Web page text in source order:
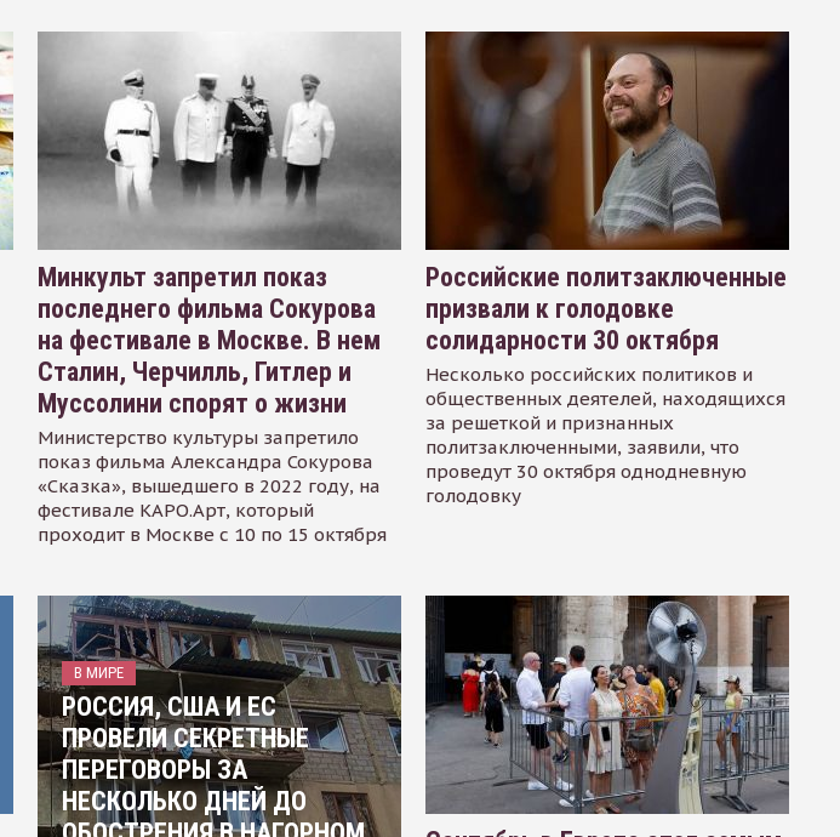
Минкульт запретил показ
последнего фильма Сокурова
на фестивале в Москве. В нем
Сталин, Черчилль, Гитлер и
Муссолини спорят о жизни
Министерство культуры запретило
показ фильма Александра Сокурова
«Сказка», вышедшего в 2022 году, на
фестивале КАРО.Арт, который
проходит в Москве с 10 по 15 октября
Российские политзаключенные
призвали к голодовке
солидарности 30 октября
Несколько российских политиков и
общественных деятелей, находящихся
за решеткой и признанных
политзаключенными, заявили, что
проведут 30 октября однодневную
голодовку
В МИРЕ
РОССИЯ, США И ЕС
ПРОВЕЛИ СЕКРЕТНЫЕ
ПЕРЕГОВОРЫ ЗА
НЕСКОЛЬКО ДНЕЙ ДО